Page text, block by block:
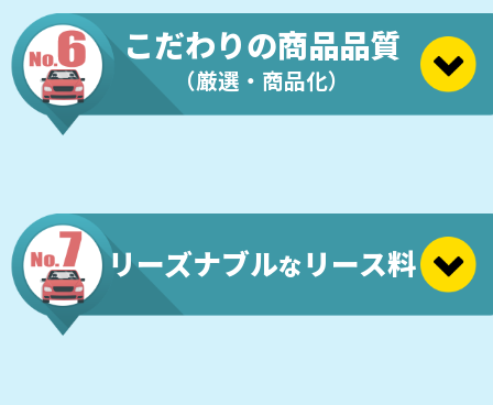
こだわりの商品品質
（厳選・商品化）
リーズナブルなリース料